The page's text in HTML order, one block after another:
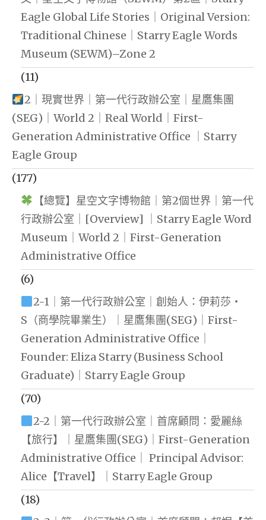
Eagle Global Life Stories｜Original Version:
Traditional Chinese｜Starry Eagle Words
Museum (SEWM)–Zone 2
(11)
2｜現實世界｜第一代行政辦公室｜星鷹集團
(SEG)｜World 2｜Real World｜First-
Generation Administrative Office ｜Starry
Eagle Group
(177)
【總覽】星空文字博物館｜第2個世界｜第一代
行政辦公室｜[Overview] ｜Starry Eagle Word
Museum｜World 2｜First-Generation
Administrative Office
(6)
2-1｜第一代行政辦公室｜創始人：伊莉莎・
S（商學院畢業生）｜星鷹集團(SEG)｜First-
Generation Administrative Office｜
Founder: Eliza Starry (Business School
Graduate)｜Starry Eagle Group
(70)
2-2｜第一代行政辦公室｜首席顧問：愛麗絲
【旅行】｜星鷹集團(SEG)｜First-Generation
Administrative Office｜ Principal Advisor:
Alice【Travel】｜Starry Eagle Group
(18)